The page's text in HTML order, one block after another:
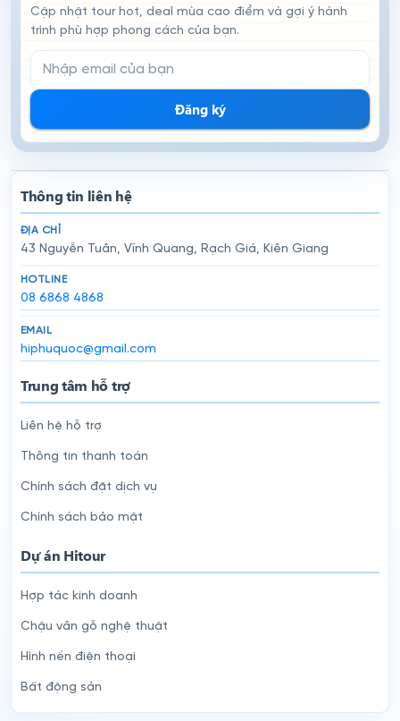
Cập nhật tour hot, deal mùa cao điểm và gợi ý hành
trình phù hợp phong cách của bạn.
Email đăng ký nhận tin
Đăng ký
Thông tin liên hệ
ĐỊA CHỈ
43 Nguyễn Tuân, Vĩnh Quang, Rạch Giá, Kiên Giang
HOTLINE
08 6868 4868
EMAIL
hiphuquoc@gmail.com
Trung tâm hỗ trợ
Liên hệ hỗ trợ
Thông tin thanh toán
Chính sách đặt dịch vụ
Chính sách bảo mật
Dự án Hitour
Hợp tác kinh doanh
Chậu vân gỗ nghệ thuật
Hình nền điện thoại
Bất động sản